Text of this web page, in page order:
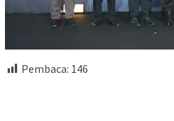
Pembaca: 146